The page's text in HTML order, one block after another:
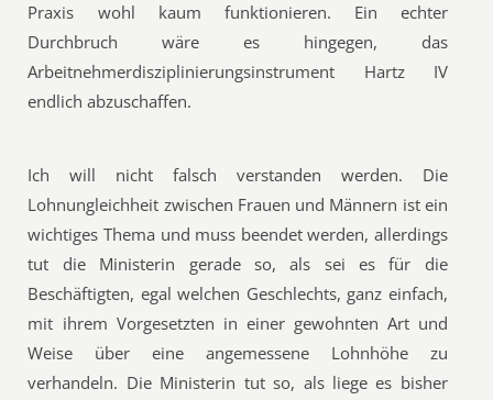
Praxis wohl kaum funktionieren. Ein echter
Durchbruch wäre es hingegen, das
Arbeitnehmerdisziplinierungsinstrument Hartz IV
endlich abzuschaffen.
Ich will nicht falsch verstanden werden. Die
Lohnungleichheit zwischen Frauen und Männern ist ein
wichtiges Thema und muss beendet werden, allerdings
tut die Ministerin gerade so, als sei es für die
Beschäftigten, egal welchen Geschlechts, ganz einfach,
mit ihrem Vorgesetzten in einer gewohnten Art und
Weise über eine angemessene Lohnhöhe zu
verhandeln. Die Ministerin tut so, als liege es bisher